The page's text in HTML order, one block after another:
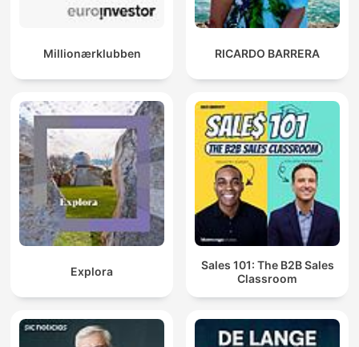
Millionærklubben RICARDO BARRERA
Explora
Sales 101: The B2B Sales
Classroom